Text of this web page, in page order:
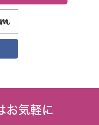
お気軽に